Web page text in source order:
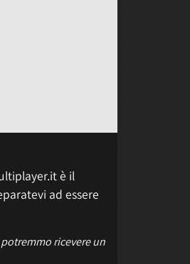
è il
ad essere
ricevere un